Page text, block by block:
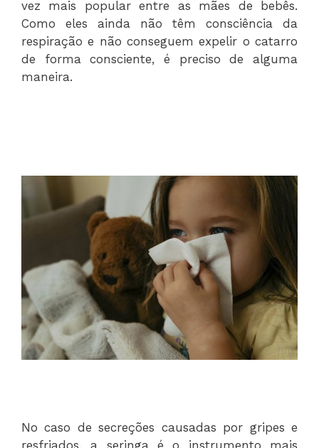
vez mais popular entre as mães de bebês.
Como eles ainda não têm consciência da
respiração e não conseguem expelir o catarro
de forma consciente, é preciso de alguma
maneira.
No caso de secreções causadas por gripes e